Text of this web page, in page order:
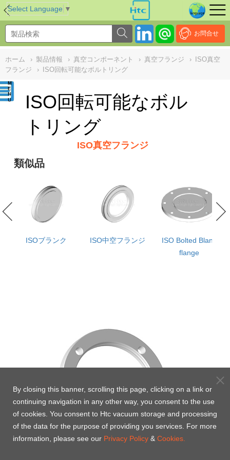
Select Language ▼
お問合せ
ホーム › 製品情報 › 真空コンポーネント › 真空フランジ ›
ISO真空
フランジ
› ISO回転可能なボルトリング
ISO回転可能なボル
トリング
ISO真空フランジ
類似品
ISOブランク ISO中空フランジ
ISO Bolted Blank
flange
NULL
By closing this banner, scrolling this page, clicking on a link or
continuing navigation in any other way, you consent to the use
of cookies. You consent to Htc vacuum storage and processing
of the data for the purpose of providing you services. For more
information, please see our Privacy Policy & Cookies.
//